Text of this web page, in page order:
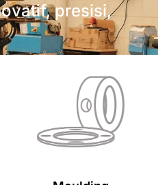
presisi,